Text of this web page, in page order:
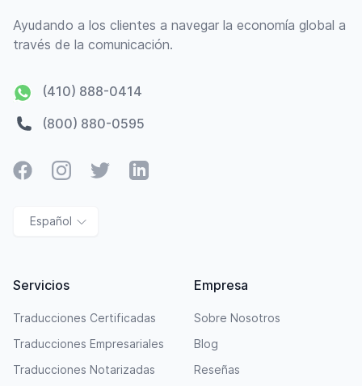
Ayudando a los clientes a navegar la economía global a
través de la comunicación.
(410) 888-0414
(800) 880-0595
FacebookInstagramTwitter LinkedIn
Español
Servicios
Traducciones Certificadas
Traducciones Empresariales
Traducciones Notarizadas
Empresa
Sobre Nosotros
Blog
Reseñas